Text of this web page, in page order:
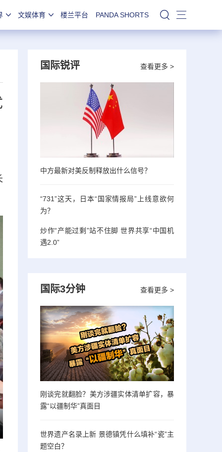
文娱体育 楼兰平台 PANDA SHORTS 站内搜索
查看更多 >
国际锐评
中方最新对美反制释放出什么信号？
“731”这天，日本“国家情报局”上线意欲何
为？
炒作“产能过剩”站不住脚 世界共享“中国机
遇2.0”
查看更多 >
国际3分钟
刚谈完就翻脸？美方涉疆实体清单扩容，暴
露“以疆制华”真面目
世界遗产名录上新 景德镇凭什么填补“瓷”主
题空白？